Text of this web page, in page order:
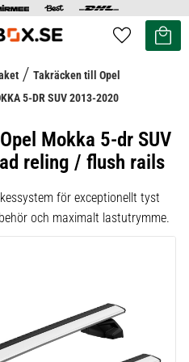
Favoriter
Kundvagn
Takräcken till Opel
5-DR SUV 2013-2020
Mokka 5-dr SUV
reling / flush rails
för exceptionellt tyst
och maximalt lastutrymme.